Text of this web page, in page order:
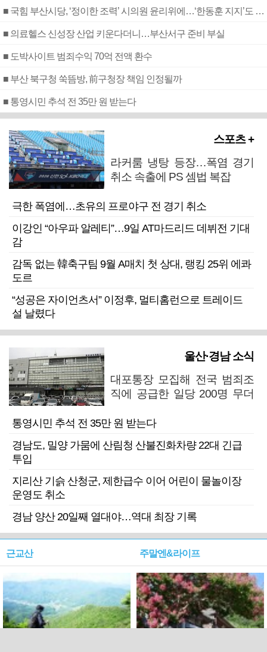
■ 국힘 부산시당, ‘정이한 조력’ 시의원 윤리위에…‘한동훈 지지’도 신고접수
■ 의료헬스 신성장 산업 키운다더니…부산서구 준비 부실
■ 도박사이트 범죄수익 70억 전액 환수
■ 부산 북구청 쑥뜸방, 前구청장 책임 인정될까
■ 통영시민 추석 전 35만 원 받는다
스포츠 +
라커룸 냉탕 등장…폭염 경기
취소 속출에 PS 셈법 복잡
극한 폭염에…초유의 프로야구 전 경기 취소
이강인 “아우파 알레티”…9일 AT마드리드 데뷔전 기대
감
감독 없는 韓축구팀 9월 A매치 첫 상대, 랭킹 25위 에콰
도르
“성공은 자이언츠서” 이정후, 멀티홈런으로 트레이드
설 날렸다
울산·경남 소식
대포통장 모집해 전국 범죄조
직에 공급한 일당 200명 무더
통영시민 추석 전 35만 원 받는다
경남도, 밀양 가뭄에 산림청 산불진화차량 22대 긴급
투입
지리산 기슭 산청군, 제한급수 이어 어린이 물놀이장
운영도 취소
경남 양산 20일째 열대야…역대 최장 기록
근교산 주말엔&라이프